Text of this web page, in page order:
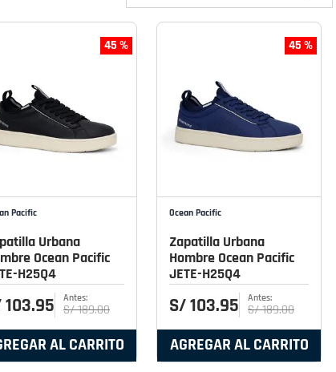
45 %
Pacific
Urbana
Ocean Pacific
H25Q4
103.95 S/189.00
AL CARRITO
45 %
Ocean Pacific
Zapatilla Urbana
Hombre Ocean Pacific
JETE-H25Q4
S/103.95 S/189.00
AGREGAR AL CARRITO